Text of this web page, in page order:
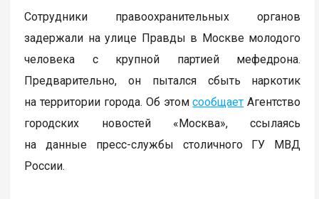
Сотрудники правоохранительных органов
задержали на улице Правды в Москве молодого
человека с крупной партией мефедрона.
Предварительно, он пытался сбыть наркотик
на территории города. Об этомсообщает Агентство
городских новостей «Москва», ссылаясь
на данные пресс-службы столичного ГУ МВД
России.